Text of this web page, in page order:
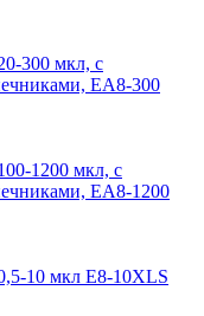
300 мкл, с
EА8-300
1200 мкл, с
EА8-1200
10 мкл E8-10XLS